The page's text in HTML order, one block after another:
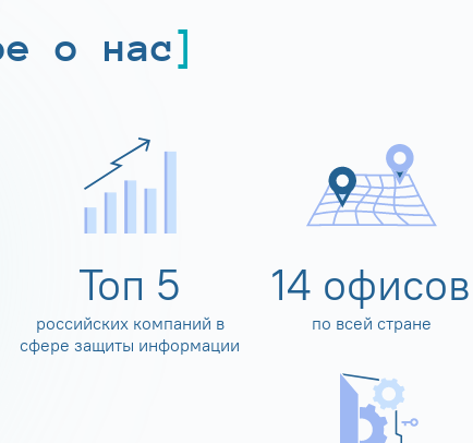
о нас
Топ 5
российских компаний в
сфере защиты информации
14 офисов
по всей стране